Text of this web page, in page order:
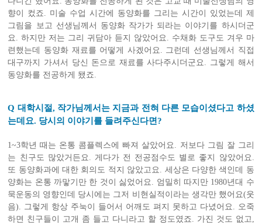
향이 컸죠. 미술 수업 시간에 동양화를 그리는 시간이 있었는데 제
그림을 보고 선생님께서 동양화 작가가 되라는 이야기를 하시더군
요. 하지만 저는 그리 귀담아 듣지 않았어요. 수채화 도구도 겨우 마
련했는데 동양화 재료를 어떻게 사겠어요. 그런데 선생님께서 직접
대구까지 가셔서 당신 돈으로 재료를 사다주시더군요. 그렇게 해서
동양화를 전공하게 됐죠.
Q 대학시절, 작가님께서는 지금과 전혀 다른 모습이셨다고 하셨
는데요. 당시의 이야기를 들려주신다면?
1~3학년 때는 온통 콤플렉스에 빠져 살았어요. 저보다 그림 잘 그리
는 친구도 많았거든요. 게다가 전 전공점수도 별로 좋지 않았어요.
또 동양화과에 대한 회의도 적지 않았고요. 세상은 다양한 색인데 동
양화는 온통 까맣기만 한 것이 싫었어요. 엄밀히 따지만 1980년대 수
묵운동의 영향인데 당시에는 그저 비현실적이라는 생각만 했어요(웃
음). 그렇게 항상 주눅이 들어서 어깨도 펴지 못하고 다녔어요. 오죽
하면 친구들이 고개 좀 들고 다니라고 할 정도였죠. 가진 것도 없고,